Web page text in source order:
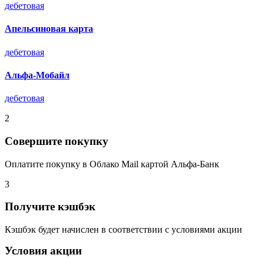
дебетовая
Апельсиновая карта
дебетовая
Альфа-Мобайл
дебетовая
2
Совершите покупку
Оплатите покупку в Облако Mail картой Альфа-Банк
3
Получите кэшбэк
Кэшбэк будет начислен в соответствии с условиями акции
Условия акции